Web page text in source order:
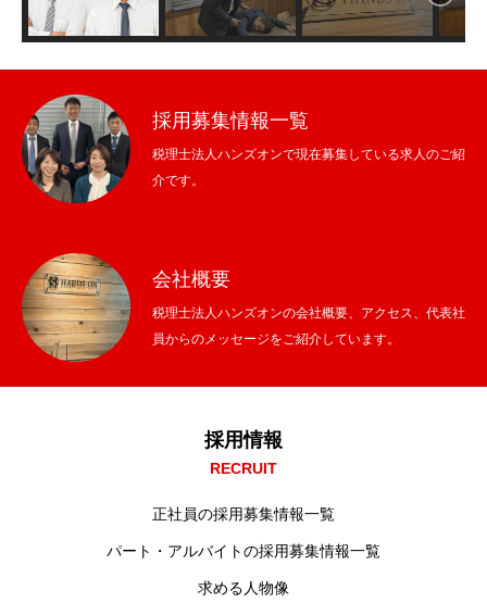
採用募集情報一覧
税理士法人ハンズオンで現在募集している求人のご紹
介です。
会社概要
税理士法人ハンズオンの会社概要、アクセス、代表社
員からのメッセージをご紹介しています。
採用情報
RECRUIT
正社員の採用募集情報一覧
パート・アルバイトの採用募集情報一覧
求める人物像